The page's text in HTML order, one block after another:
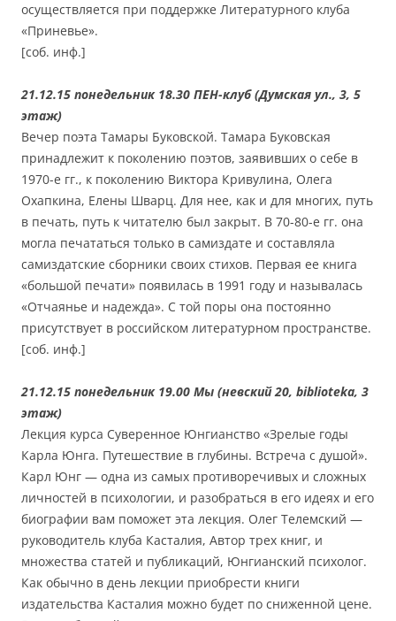
осуществляется при поддержке Литературного клуба
«Приневье».
[соб. инф.]
21.12.15 понедельник 18.30 ПЕН-клуб (Думская ул., 3, 5
этаж)
Вечер поэта Тамары Буковской. Тамара Буковская
принадлежит к поколению поэтов, заявивших о себе в
1970-е гг., к поколению Виктора Кривулина, Олега
Охапкина, Елены Шварц. Для нее, как и для многих, путь
в печать, путь к читателю был закрыт. В 70-80-е гг. она
могла печататься только в самиздате и составляла
самиздатские сборники своих стихов. Первая ее книга
«большой печати» появилась в 1991 году и называлась
«Отчаянье и надежда». С той поры она постоянно
присутствует в российском литературном пространстве.
[соб. инф.]
21.12.15 понедельник 19.00 Мы (невский 20, biblioteka, 3
этаж)
Лекция курса Суверенное Юнгианство «Зрелые годы
Карла Юнга. Путешествие в глубины. Встреча с душой».
Карл Юнг — одна из самых противоречивых и сложных
личностей в психологии, и разобраться в его идеях и его
биографии вам поможет эта лекция. Олег Телемский —
руководитель клуба Касталия, Автор трех книг, и
множества статей и публикаций, Юнгианский психолог.
Как обычно в день лекции приобрести книги
издательства Касталия можно будет по сниженной цене.